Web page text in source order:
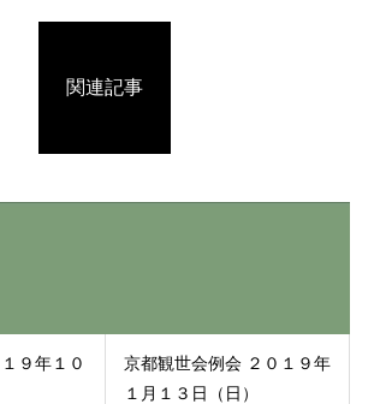
関連記事
京都観世会例会 ２０１９年
１月１３日（日）